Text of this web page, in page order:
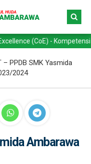
(CoE) - Kompetensi
– PPDB SMK Yasmida
2024
Ambarawa